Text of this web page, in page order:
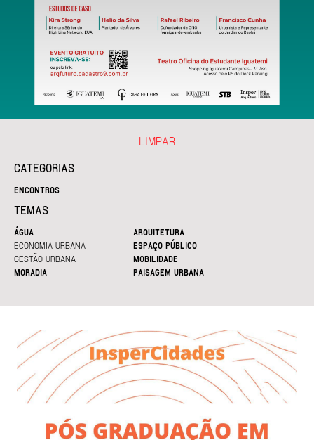
CATEGORIAS
ENCONTROS
TEMAS
ÁGUA
ARQUITETURA
ECONOMIA URBANA
ESPAÇO PÚBLICO
GESTÃO URBANA
MOBILIDADE
MORADIA
PAISAGEM URBANA
LIMPAR